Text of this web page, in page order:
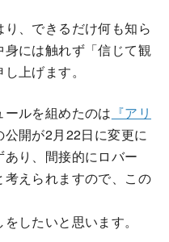
、できるだけ何も知ら
には触れず「信じて観
上げます。
ルを組めたのは 『アリ
公開が2月22日に変更に
り、間接的にロバー
考えられますので、この
したいと思います。